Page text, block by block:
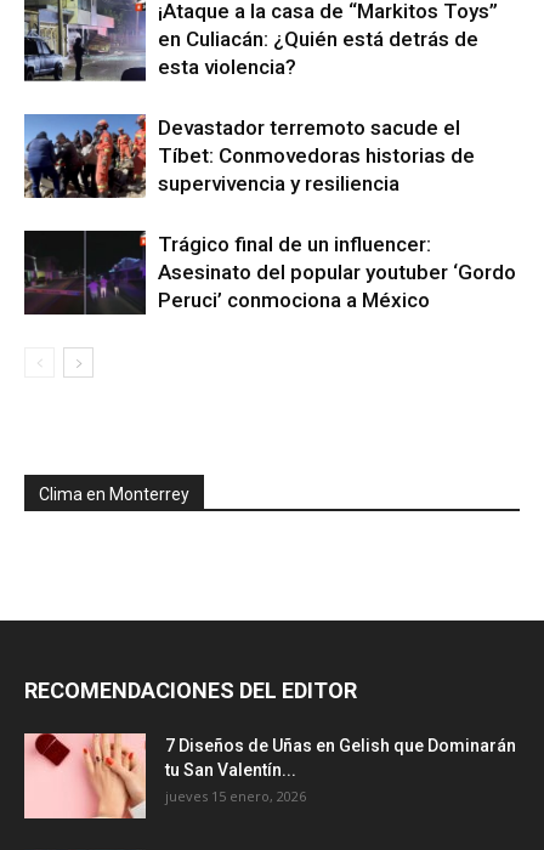
¡Ataque a la casa de “Markitos Toys”
en Culiacán: ¿Quién está detrás de
esta violencia?
Devastador terremoto sacude el
Tíbet: Conmovedoras historias de
supervivencia y resiliencia
Trágico final de un influencer:
Asesinato del popular youtuber ‘Gordo
Peruci’ conmociona a México
Clima en Monterrey
RECOMENDACIONES DEL EDITOR
7 Diseños de Uñas en Gelish que Dominarán
tu San Valentín...
jueves 15 enero, 2026